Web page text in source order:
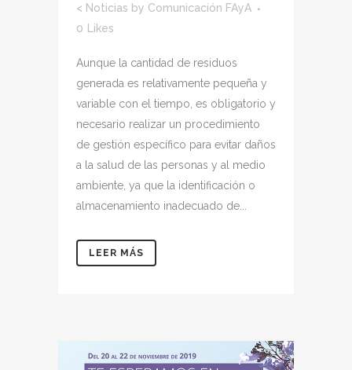
< Noticias by Comunicación FAyA
0
Likes
Aunque la cantidad de residuos
generada es relativamente pequeña y
variable con el tiempo, es obligatorio y
necesario realizar un procedimiento
de gestión específico para evitar daños
a la salud de las personas y al medio
ambiente, ya que la identificación o
almacenamiento inadecuado de...
LEER MÁS